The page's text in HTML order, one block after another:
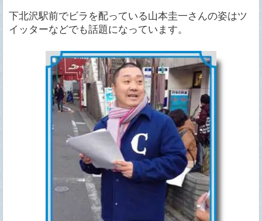
下北沢駅前でビラを配っている山本圭一さんの姿はツ
イッターなどでも話題になっています。